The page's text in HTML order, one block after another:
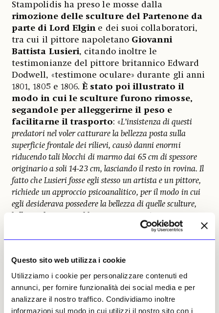
Questo sito web utilizza i cookie
Utilizziamo i cookie per personalizzare contenuti ed
annunci, per fornire funzionalità dei social media e per
analizzare il nostro traffico. Condividiamo inoltre
informazioni sul modo in cui utilizzi il nostro sito con i
Stampolidis ha preso le mosse dalla
rimozione delle sculture del Partenone da
parte di Lord Elgin e dei suoi collaboratori,
tra cui il pittore napoletano Giovanni
Battista Lusieri, citando inoltre le
testimonianze del pittore britannico Edward
Dodwell, «testimone oculare» durante gli anni
1801, 1805 e 1806.È stato poi illustrato il
modo in cui le sculture furono rimosse,
segandole per alleggerirne il peso e
facilitarne il trasporto: «L’insistenza di questi
predatori nel voler catturare la bellezza posta sulla
superficie frontale dei rilievi, causò danni enormi
riducendo tali blocchi di marmo dai 65 cm di spessore
originario a soli 14-23 cm, lasciando il resto in rovina. Il
fatto che Lusieri fosse egli stesso un artista e un pittore,
richiede un approccio psicoanalitico, per il modo in cui
egli desiderava possedere la bellezza di quelle sculture,
Stampolidis si è concentrato sugli
recenti messi in atto per riunire le sculture
«In occasione del 200mo anniversario della morte di
Lord Byron (2024), abbiamo organizzato una mostra,
corredata da un mio libro, riguardante le menzogne